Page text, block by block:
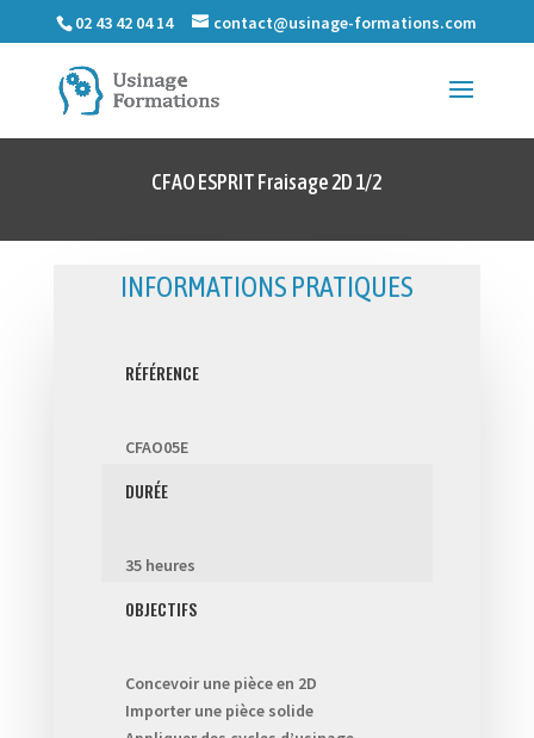
02 43 42 04 14 contact@usinage-formations.com
CFAO ESPRIT Fraisage 2D 1/2
INFORMATIONS PRATIQUES
RÉFÉRENCE
CFAO05E
DURÉE
35 heures
OBJECTIFS
Concevoir une pièce en 2D
Importer une pièce solide